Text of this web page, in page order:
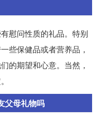
慰问性质的礼品。特别
些保健品或者营养品，
的期望和心意。当然，
父母礼物吗